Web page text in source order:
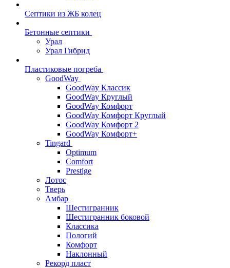
Септики из ЖБ колец
Бетонные септики
Урал
Урал Гибрид
Пластиковые погреба
GoodWay
GoodWay Классик
GoodWay Круглый
GoodWay Комфорт
GoodWay Комфорт Круглый
GoodWay Комфорт 2
GoodWay Комфорт+
Tingard
Optimum
Comfort
Prestige
Лотос
Тверь
Амбар
Шестигранник
Шестигранник боковой
Классика
Пологий
Комфорт
Наклонный
Рекорд пласт